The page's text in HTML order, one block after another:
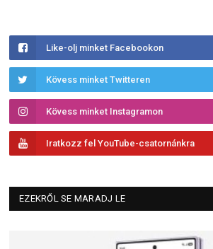
Like-olj minket Facebookon
Kövess minket Twitteren
Kövess minket Instagramon
Iratkozz fel YouTube-csatornánkra
EZEKRŐL SE MARADJ LE